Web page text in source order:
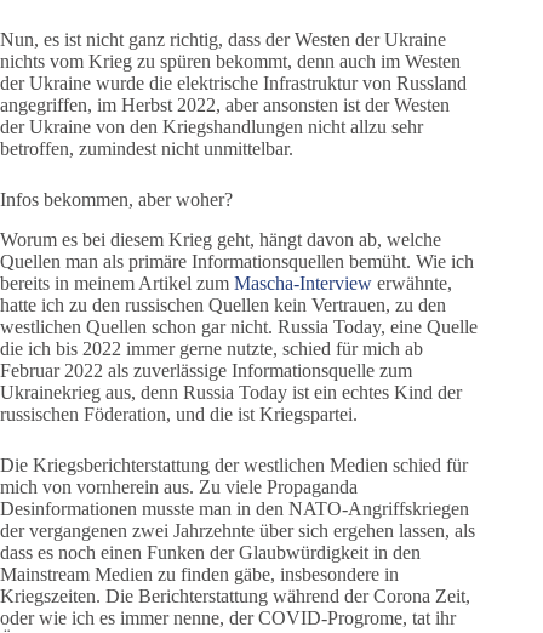
Nun, es ist nicht ganz richtig, dass der Westen der Ukraine
nichts vom Krieg zu spüren bekommt, denn auch im Westen
der Ukraine wurde die elektrische Infrastruktur von Russland
angegriffen, im Herbst 2022, aber ansonsten ist der Westen
der Ukraine von den Kriegshandlungen nicht allzu sehr
betroffen, zumindest nicht unmittelbar.
Infos bekommen, aber woher?
Worum es bei diesem Krieg geht, hängt davon ab, welche
Quellen man als primäre Informationsquellen bemüht. Wie ich
bereits in meinem Artikel zum Mascha-Interview erwähnte,
hatte ich zu den russischen Quellen kein Vertrauen, zu den
westlichen Quellen schon gar nicht. Russia Today, eine Quelle
die ich bis 2022 immer gerne nutzte, schied für mich ab
Februar 2022 als zuverlässige Informationsquelle zum
Ukrainekrieg aus, denn Russia Today ist ein echtes Kind der
russischen Föderation, und die ist Kriegspartei.
Die Kriegsberichterstattung der westlichen Medien schied für
mich von vornherein aus. Zu viele Propaganda
Desinformationen musste man in den NATO-Angriffskriegen
der vergangenen zwei Jahrzehnte über sich ergehen lassen, als
dass es noch einen Funken der Glaubwürdigkeit in den
Mainstream Medien zu finden gäbe, insbesondere in
Kriegszeiten. Die Berichterstattung während der Corona Zeit,
oder wie ich es immer nenne, der COVID-Progrome, tat ihr